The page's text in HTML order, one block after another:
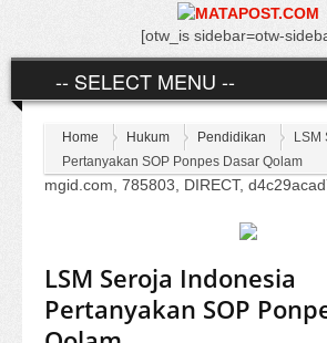
[otw_is sidebar=otw-
Home Hukum Pendidikan
LSM
Pertanyakan SOP Ponpes Dasar Qolam
mgid.com, 785803, DIRECT,
LSM Seroja Indonesia
Pertanyakan SOP